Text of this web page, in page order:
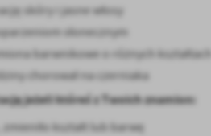
skóry i jasne włosy
słonecznym
barwnikowe o różnych kształtach
chorował na czerniaka
jeżeli któreś z Twoich znamion:
kształt lub barwę